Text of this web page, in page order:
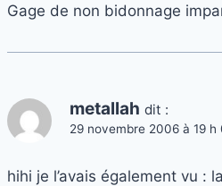
Gage de non bidonnage
metallah dit :
29 novembre 2006 à 19 h
hihi je l’avais également vu :